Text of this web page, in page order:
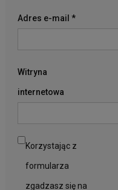
Adres e-mail *
Witryna
internetowa
Korzystając z
formularza
zgadzasz się na